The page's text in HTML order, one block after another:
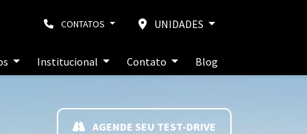
CONTATOS UNIDADES
Institucional Contato Blog
AGENDE SEU TEST-DRIVE